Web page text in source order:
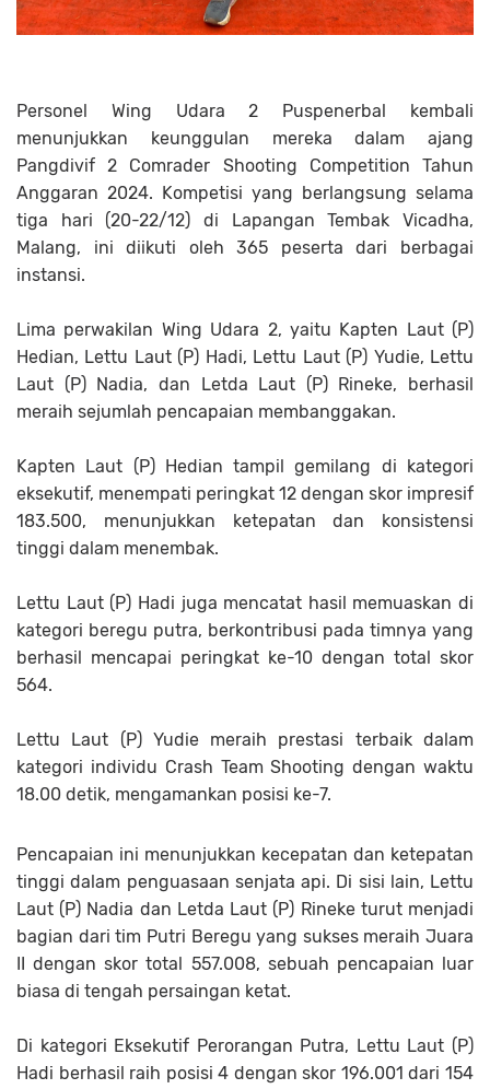
Personel Wing Udara 2 Puspenerbal kembali
menunjukkan keunggulan mereka dalam ajang
Pangdivif 2 Comrader Shooting Competition Tahun
Anggaran 2024. Kompetisi yang berlangsung selama
tiga hari (20-22/12) di Lapangan Tembak Vicadha,
Malang, ini diikuti oleh 365 peserta dari berbagai
instansi.
Lima perwakilan Wing Udara 2, yaitu Kapten Laut (P)
Hedian, Lettu Laut (P) Hadi, Lettu Laut (P) Yudie, Lettu
Laut (P) Nadia, dan Letda Laut (P) Rineke, berhasil
meraih sejumlah pencapaian membanggakan.
Kapten Laut (P) Hedian tampil gemilang di kategori
eksekutif, menempati peringkat 12 dengan skor impresif
183.500, menunjukkan ketepatan dan konsistensi
tinggi dalam menembak.
Lettu Laut (P) Hadi juga mencatat hasil memuaskan di
kategori beregu putra, berkontribusi pada timnya yang
berhasil mencapai peringkat ke-10 dengan total skor
564.
Lettu Laut (P) Yudie meraih prestasi terbaik dalam
kategori individu Crash Team Shooting dengan waktu
18.00 detik, mengamankan posisi ke-7.
Pencapaian ini menunjukkan kecepatan dan ketepatan
tinggi dalam penguasaan senjata api. Di sisi lain, Lettu
Laut (P) Nadia dan Letda Laut (P) Rineke turut menjadi
bagian dari tim Putri Beregu yang sukses meraih Juara
II dengan skor total 557.008, sebuah pencapaian luar
biasa di tengah persaingan ketat.
Di kategori Eksekutif Perorangan Putra, Lettu Laut (P)
Hadi berhasil raih posisi 4 dengan skor 196.001 dari 154